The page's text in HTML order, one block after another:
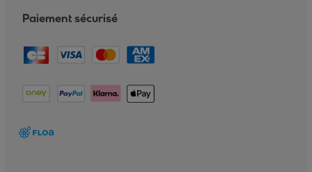
Paiement sécurisé